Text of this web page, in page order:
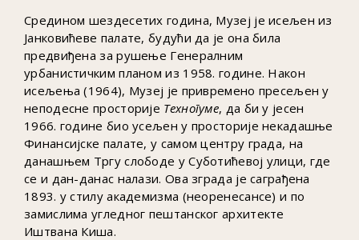
Средином шездесетих година, Музеј је исељен из
Јанковићеве палате, будући да је она била
предвиђена за рушење Генералним
урбанистичким планом из 1958. године. Након
исељења (1964), Музеј је привремено пресељен у
неподесне просторије Техногуме, да би у јесен
1966. године био усељен у просторије некадашње
Финансијске палате, у самом центру града, на
данашњем Тргу слободе у Суботићевој улици, где
се и дан-данас налази. Ова зграда је саграђена
1893. у стилу академизма (неоренесансе) и по
замислима угледног пештанског архитекте
Иштвана Киша.